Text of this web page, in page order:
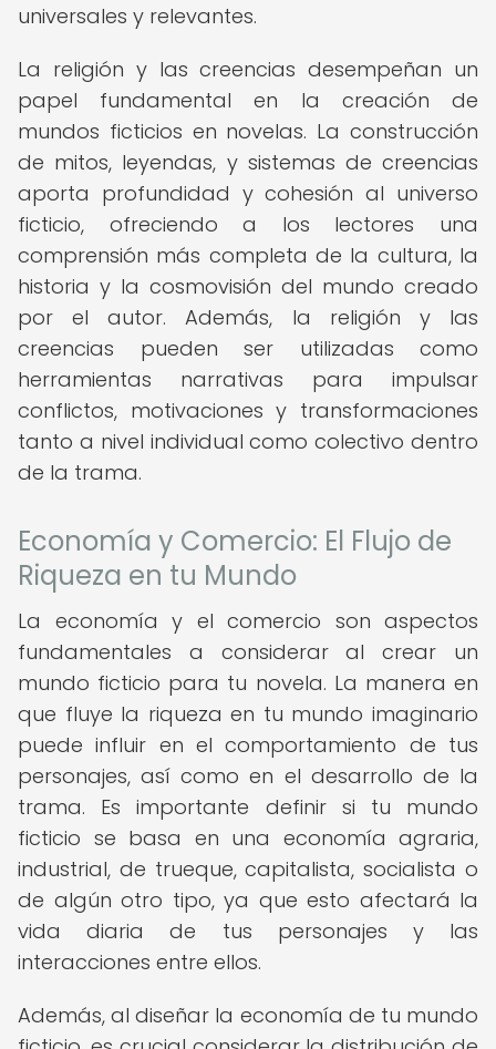
universales y relevantes.
La religión y las creencias desempeñan un
papel fundamental en la creación de
mundos ficticios en novelas. La construcción
de mitos, leyendas, y sistemas de creencias
aporta profundidad y cohesión al universo
ficticio, ofreciendo a los lectores una
comprensión más completa de la cultura, la
historia y la cosmovisión del mundo creado
por el autor. Además, la religión y las
creencias pueden ser utilizadas como
herramientas narrativas para impulsar
conflictos, motivaciones y transformaciones
tanto a nivel individual como colectivo dentro
de la trama.
Economía y Comercio: El Flujo de
Riqueza en tu Mundo
La economía y el comercio son aspectos
fundamentales a considerar al crear un
mundo ficticio para tu novela. La manera en
que fluye la riqueza en tu mundo imaginario
puede influir en el comportamiento de tus
personajes, así como en el desarrollo de la
trama. Es importante definir si tu mundo
ficticio se basa en una economía agraria,
industrial, de trueque, capitalista, socialista o
de algún otro tipo, ya que esto afectará la
vida diaria de tus personajes y las
interacciones entre ellos.
Además, al diseñar la economía de tu mundo